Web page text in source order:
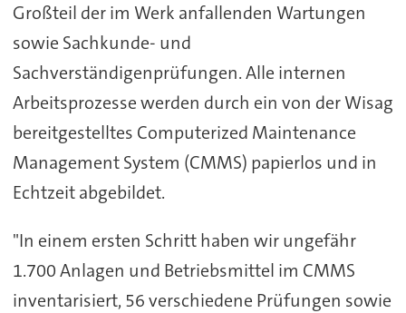
Großteil der im Werk anfallenden Wartungen
sowie Sachkunde- und
Sachverständigenprüfungen. Alle internen
Arbeitsprozesse werden durch ein von der Wisag
bereitgestelltes Computerized Maintenance
Management System (CMMS) papierlos und in
Echtzeit abgebildet.
"In einem ersten Schritt haben wir ungefähr
1.700 Anlagen und Betriebsmittel im CMMS
inventarisiert, 56 verschiedene Prüfungen sowie